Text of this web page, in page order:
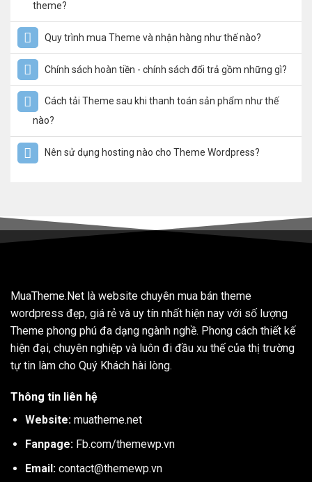
theme?
Quy trình mua Theme và nhận hàng như thế nào?
Chính sách hoàn tiền - chính sách đổi trả gồm những gì?
Cách tải Theme sau khi thanh toán sản phẩm như thế
nào?
Nên sử dụng hosting nào cho Theme Wordpress?
MuaTheme.Net là website chuyên mua bán theme
wordpress đẹp, giá rẻ và uy tín nhất hiện nay với số lượng
Theme phong phú đa dạng ngành nghề. Phong cách thiết kế
hiện đại, chuyên nghiệp và luôn đi đầu xu thế của thị trường
tự tin làm cho Quý Khách hài lòng.
Thông tin liên hệ
Website: muatheme.net
Fanpage: Fb.com/themewp.vn
Email: contact@themewp.vn